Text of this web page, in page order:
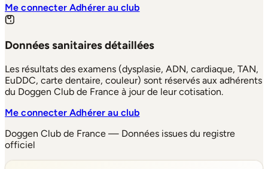
Me connecterAdhérer au club
Données sanitaires détaillées
Les résultats des examens (dysplasie, ADN, cardiaque, TAN,
EuDDC, carte dentaire, couleur) sont réservés aux adhérents
du Doggen Club de France à jour de leur cotisation.
Me connecterAdhérer au club
Doggen Club de France — Données issues du registre
officiel